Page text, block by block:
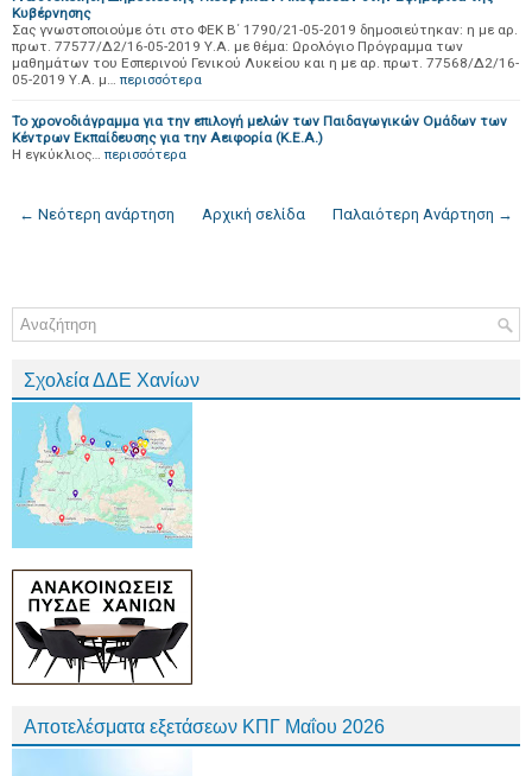
Κυβέρνησης
Σας γνωστοποιούμε ότι στο ΦΕΚ Β΄ 1790/21-05-2019 δημοσιεύτηκαν: η με αρ.
πρωτ. 77577/Δ2/16-05-2019 Υ.Α. με θέμα: Ωρολόγιο Πρόγραμμα των
μαθημάτων του Εσπερινού Γενικού Λυκείου και η με αρ. πρωτ. 77568/Δ2/16-
05-2019 Υ.Α. μ… περισσότερα
Το χρονοδιάγραμμα για την επιλογή μελών των Παιδαγωγικών Ομάδων των
Κέντρων Εκπαίδευσης για την Αειφορία (Κ.Ε.Α.)
Η εγκύκλιος… περισσότερα
← Νεότερη ανάρτηση Παλαιότερη Ανάρτηση →
Αρχική σελίδα
Σχολεία ΔΔΕ Χανίων
Αποτελέσματα εξετάσεων ΚΠΓ Μαΐου 2026